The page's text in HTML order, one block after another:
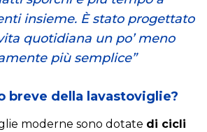
insieme. È stato progettato
quotidiana un po’ meno
più semplice”
breve della lavastoviglie?
moderne sono dotate di cicli